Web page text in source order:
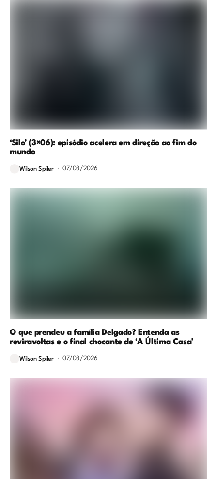
‘Silo’ (3×06): episódio acelera em direção ao fim do
mundo
Wilson Spiler 07/08/2026
O que prendeu a família Delgado? Entenda as
reviravoltas e o final chocante de ‘A Última Casa’
Wilson Spiler 07/08/2026